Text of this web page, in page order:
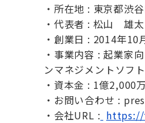
・所在地 : 東京都渋
・代表者 : 松山 雄太
・創業日 : 2014年10
・事業内容 : 起業家
ンマネジメントソフ
・資本金 : 1億2,000
・お問い合わせ :
・会社URL :